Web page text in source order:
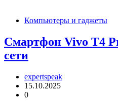
Компьютеры и гаджеты
Смартфон Vivo T4
сети
expertspeak
15.10.2025
0